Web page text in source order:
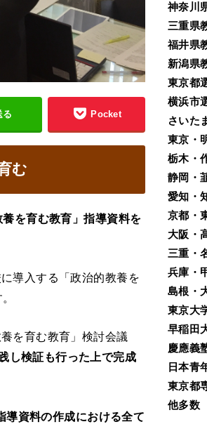
る Pocket
む
養を育む教育」指導資料を
導入する「政治的教養を
を育む教育」検討会議
し検証も行った上で完成
導資料の作成における全て
神奈川
三重県
福井県
新潟県
東京都
横浜市
さいた
東京・
栃木・
静岡・
愛知・
京都・
大阪・
三重・
兵庫・
島根・
東京大
早稲田
慶應義
日本青
東京都
他多数